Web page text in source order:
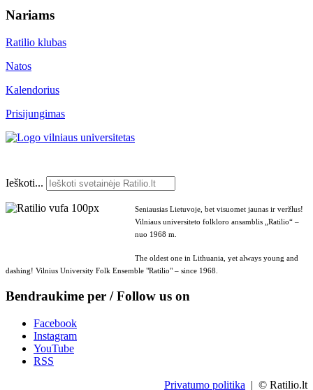
Nariams
Ratilio klubas
Natos
Kalendorius
Prisijungimas
Ieškoti...
Seniausias Lietuvoje, bet visuomet jaunas ir veržlus!
Vilniaus universiteto folkloro ansamblis „Ratilio“ –
nuo 1968 m.
The oldest one in Lithuania, yet always young and
dashing! Vilnius University Folk Ensemble "Ratilio" – since 1968.
Bendraukime per / Follow us on
Facebook
Instagram
YouTube
RSS
Privatumo politika | © Ratilio.lt